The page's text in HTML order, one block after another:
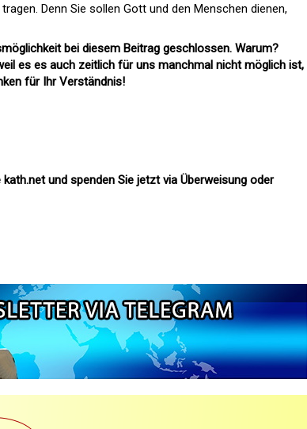
tragen. Denn Sie sollen Gott und den Menschen dienen,
bei diesem Beitrag geschlossen. Warum?
es es auch zeitlich für uns manchmal nicht möglich ist,
für Ihr Verständnis!
und spenden Sie jetzt via Überweisung oder